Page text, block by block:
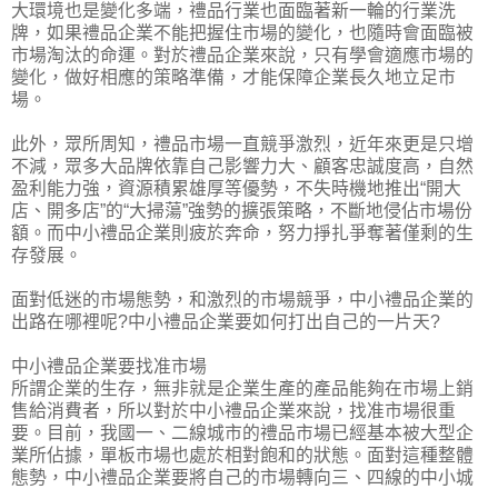
大環境也是變化多端，禮品行業也面臨著新一輪的行業洗
牌，如果禮品企業不能把握住市場的變化，也隨時會面臨被
市場淘汰的命運。對於禮品企業來說，只有學會適應市場的
變化，做好相應的策略準備，才能保障企業長久地立足市
場。
此外，眾所周知，禮品市場一直競爭激烈，近年來更是只增
不減，眾多大品牌依靠自己影響力大、顧客忠誠度高，自然
盈利能力強，資源積累雄厚等優勢，不失時機地推出“開大
店、開多店”的“大掃蕩”強勢的擴張策略，不斷地侵佔市場份
額。而中小禮品企業則疲於奔命，努力掙扎爭奪著僅剩的生
存發展。
面對低迷的市場態勢，和激烈的市場競爭，中小禮品企業的
出路在哪裡呢?中小禮品企業要如何打出自己的一片天?
中小禮品企業要找准市場
所謂企業的生存，無非就是企業生產的產品能夠在市場上銷
售給消費者，所以對於中小禮品企業來說，找准市場很重
要。目前，我國一、二線城市的禮品市場已經基本被大型企
業所佔據，單板市場也處於相對飽和的狀態。面對這種整體
態勢，中小禮品企業要將自己的市場轉向三、四線的中小城